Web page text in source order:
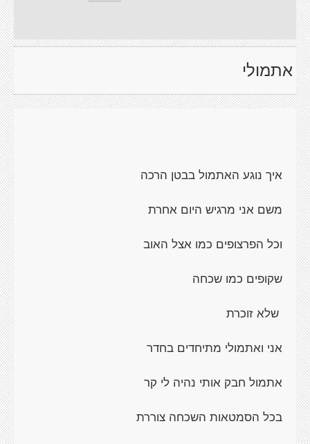
אתמולי
איך נוגע האתמול בבטן הרכה
משם אני מרגיש היום אחרת
וכל הפרצופים כמו אצל האוב
שקופים כמו שכחה
שלא זוכרת
אני ואתמולי מתיחדים בחדר
אתמול חבק אותי נהיה לי קר
בכל הסמטאות השכחה צוררת